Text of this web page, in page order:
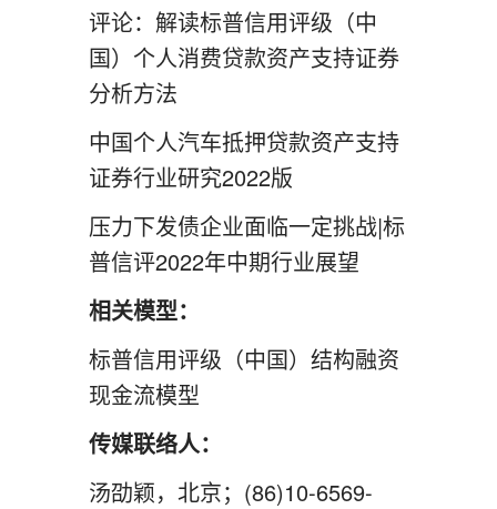
评论：解读标普信用评级（中
国）个人消费贷款资产支持证券
分析方法
中国个人汽车抵押贷款资产支持
证券行业研究2022版
压力下发债企业面临一定挑战|标
普信评2022年中期行业展望
相关模型：
标普信用评级（中国）结构融资
现金流模型
传媒联络人：
汤劭颖，北京；(86)10-6569-